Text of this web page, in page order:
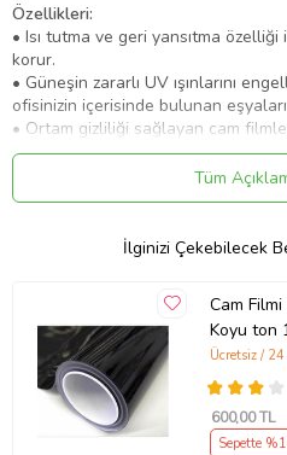
Özellikleri:
• Isı tutma ve geri yansıtma özelliği
korur.
• Güneşin zararlı UV ışınlarını
ofisinizin içerisinde bulunan
• Ortam gizliliği sağlayan cam
bakışlardan uzak bir şekilde, sizin
seyahat etmesini sağlar.
Uygulama:• Amatör olarak siz
• Temiz cam yüzeyine ve filmin
• Cama döşediğiniz filmi uygun
kalan suyu ragle (cam çekme)
kalmayıncaya kadar çekiyorsunuz.
• Daha sonra kurumasını bekleyip
kesiniz.
• Hava sıcak/soğuk koşullarına
bırakıyorsunuz.
Tüm
İlginizi Çekebilecek
Cam
Koyu ton
Ücretsiz /
600,00 TL
Sepette